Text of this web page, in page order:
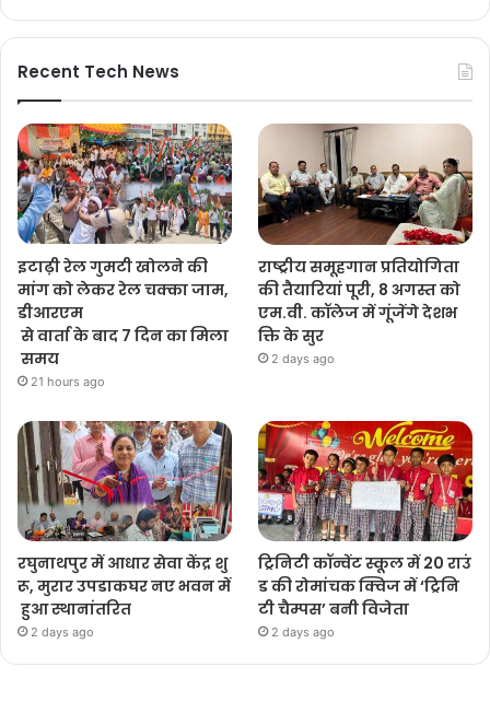
Recent Tech News
इटाढ़ी रेल गुमटी खोलने की
मांग को लेकर रेल चक्का जाम,
डीआरएम
से वार्ता के बाद 7 दिन का मिला
समय
21 hours ago
राष्ट्रीय समूहगान प्रतियोगिता
की तैयारियां पूरी, 8 अगस्त को
एम.वी. कॉलेज में गूंजेंगे देशभ
क्ति के सुर
2 days ago
रघुनाथपुर में आधार सेवा केंद्र शु
रू, मुरार उपडाकघर नए भवन में
हुआ स्थानांतरित
2 days ago
ट्रिनिटी कॉन्वेंट स्कूल में 20 राउं
ड की रोमांचक क्विज में ‘ट्रिनि
टी चैम्पस’ बनी विजेता
2 days ago